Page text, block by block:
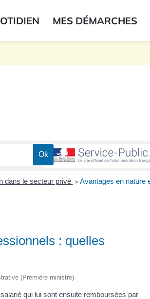
MES DÉMARCHES
dans le secteur privé > Avantages en nature
: quelles
(Première ministre)
qui lui sont ensuite remboursées par